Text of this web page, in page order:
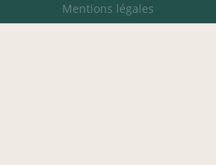
Mentions légales